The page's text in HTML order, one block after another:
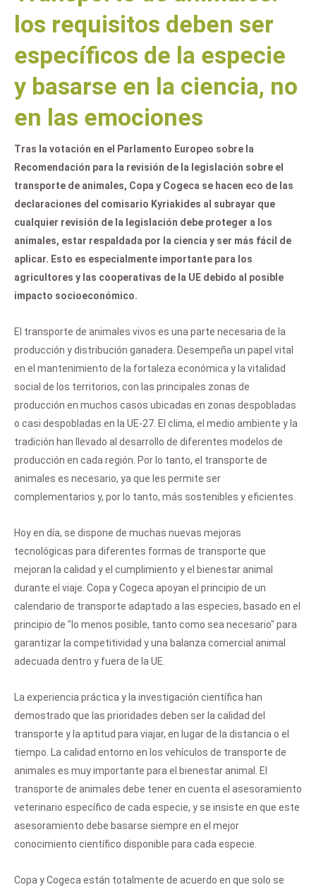
los requisitos deben ser
específicos de la especie
y basarse en la ciencia, no
en las emociones
Tras la votación en el Parlamento Europeo sobre la
Recomendación para la revisión de la legislación sobre el
transporte de animales, Copa y Cogeca se hacen eco de las
declaraciones del comisario Kyriakides al subrayar que
cualquier revisión de la legislación debe proteger a los
animales, estar respaldada por la ciencia y ser más fácil de
aplicar. Esto es especialmente importante para los
agricultores y las cooperativas de la UE debido al posible
impacto socioeconómico.
El transporte de animales vivos es una parte necesaria de la
producción y distribución ganadera. Desempeña un papel vital
en el mantenimiento de la fortaleza económica y la vitalidad
social de los territorios, con las principales zonas de
producción en muchos casos ubicadas en zonas despobladas
o casi despobladas en la UE-27. El clima, el medio ambiente y la
tradición han llevado al desarrollo de diferentes modelos de
producción en cada región. Por lo tanto, el transporte de
animales es necesario, ya que les permite ser
complementarios y, por lo tanto, más sostenibles y eficientes.
Hoy en día, se dispone de muchas nuevas mejoras
tecnológicas para diferentes formas de transporte que
mejoran la calidad y el cumplimiento y el bienestar animal
durante el viaje. Copa y Cogeca apoyan el principio de un
calendario de transporte adaptado a las especies, basado en el
principio de "lo menos posible, tanto como sea necesario" para
garantizar la competitividad y una balanza comercial animal
adecuada dentro y fuera de la UE.
La experiencia práctica y la investigación científica han
demostrado que las prioridades deben ser la calidad del
transporte y la aptitud para viajar, en lugar de la distancia o el
tiempo. La calidad entorno en los vehículos de transporte de
animales es muy importante para el bienestar animal. El
transporte de animales debe tener en cuenta el asesoramiento
veterinario específico de cada especie, y se insiste en que este
asesoramiento debe basarse siempre en el mejor
conocimiento científico disponible para cada especie.
Copa y Cogeca están totalmente de acuerdo en que solo se